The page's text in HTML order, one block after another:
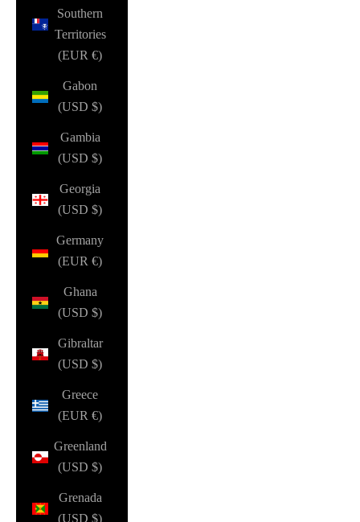
Southern
Territories
(EUR €)
Gabon
(USD $)
Gambia
(USD $)
Georgia
(USD $)
Germany
(EUR €)
Ghana
(USD $)
Gibraltar
(USD $)
Greece
(EUR €)
Greenland
(USD $)
Grenada
(USD $)